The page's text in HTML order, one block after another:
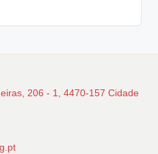
206 - 1, 4470-157 Cidade